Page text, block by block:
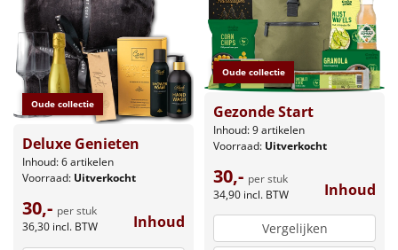
Oude collectie
Deluxe Genieten
Inhoud: 6 artikelen
Voorraad: Uitverkocht
30,- per stuk
36,30 incl. BTW Inhoud
Oude collectie
Gezonde Start
Inhoud: 9 artikelen
Voorraad: Uitverkocht
30,- per stuk
34,90 incl. BTW Inhoud
Vergelijken